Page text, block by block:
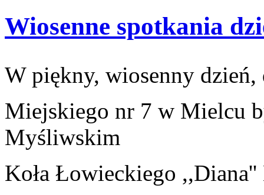
Wiosenne spotkania
W piękny, wiosenny dzień,
Miejskiego nr 7 w Mielcu
Myśliwskim
Koła Łowieckiego